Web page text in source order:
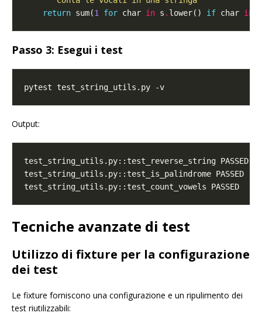
return sum(1 for char in s . lower() if char in
Passo 3: Esegui i test
Output:
Tecniche avanzate di test
Utilizzo di fixture per la configurazione
dei test
Le fixture forniscono una configurazione e un ripulimento dei
test riutilizzabili: